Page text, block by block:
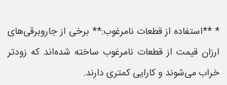
* **استفاده از قطعات نامرغوب:** برخی از جاروبرقی‌های
ارزان قیمت از قطعات نامرغوب ساخته شده‌اند که زودتر
خراب می‌شوند و کارایی کمتری دارند.